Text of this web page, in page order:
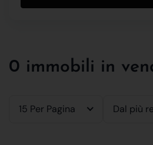
0 immobili in
15 Per Pagina Dal più